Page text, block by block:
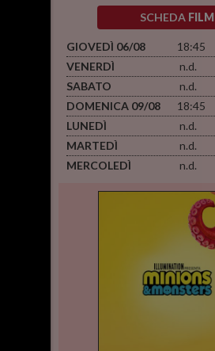
SCHEDA FILM
GIOVEDÌ 06/08
18:45
VENERDÌ
n.d.
SABATO
n.d.
DOMENICA 09/08
18:45
LUNEDÌ
n.d.
MARTEDÌ
n.d.
MERCOLEDÌ
n.d.